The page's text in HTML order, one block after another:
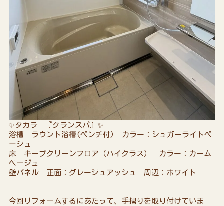
✨タカラ 『グランスパ』✨
浴槽 ラウンド浴槽(ベンチ付) カラー：シュガーライトベ
ージュ
床 キープクリーンフロア（ハイクラス） カラー：カーム
ベージュ
壁パネル 正面：グレージュアッシュ 周辺：ホワイト
今回リフォームするにあたって、手摺りを取り付けていま